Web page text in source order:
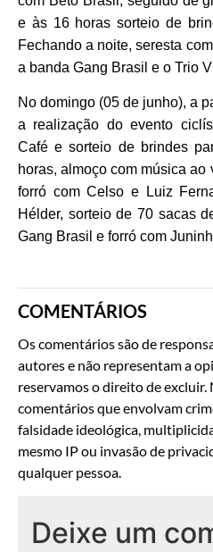
e às 16 horas sorteio de
Fechando a noite, seresta
a banda Gang Brasil e o Trio
No domingo (05 de junho), a
a realização do evento
Café e sorteio de brindes
horas, almoço com música
forró com Celso e Luiz
Hélder, sorteio de 70 sacas
Gang Brasil e forró com
COMENTÁRIOS
Os comentários são de
autores e não representam a
reservamos o direito de excluir.
comentários que envolvam
falsidade ideológica,
mesmo IP ou invasão de
qualquer pessoa.
Deixe um